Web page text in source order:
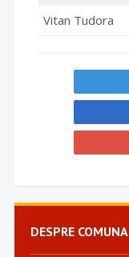
DESPRE
Vitan Tudora